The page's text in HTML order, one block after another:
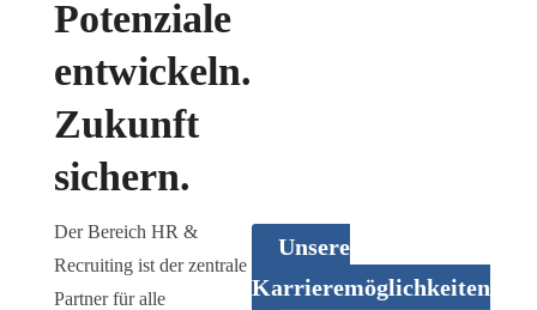
Potenziale
entwickeln.
Zukunft
sichern.
Der Bereich HR &
Recruiting ist der zentrale
Partner für alle
Unsere
Karrieremöglichkeiten